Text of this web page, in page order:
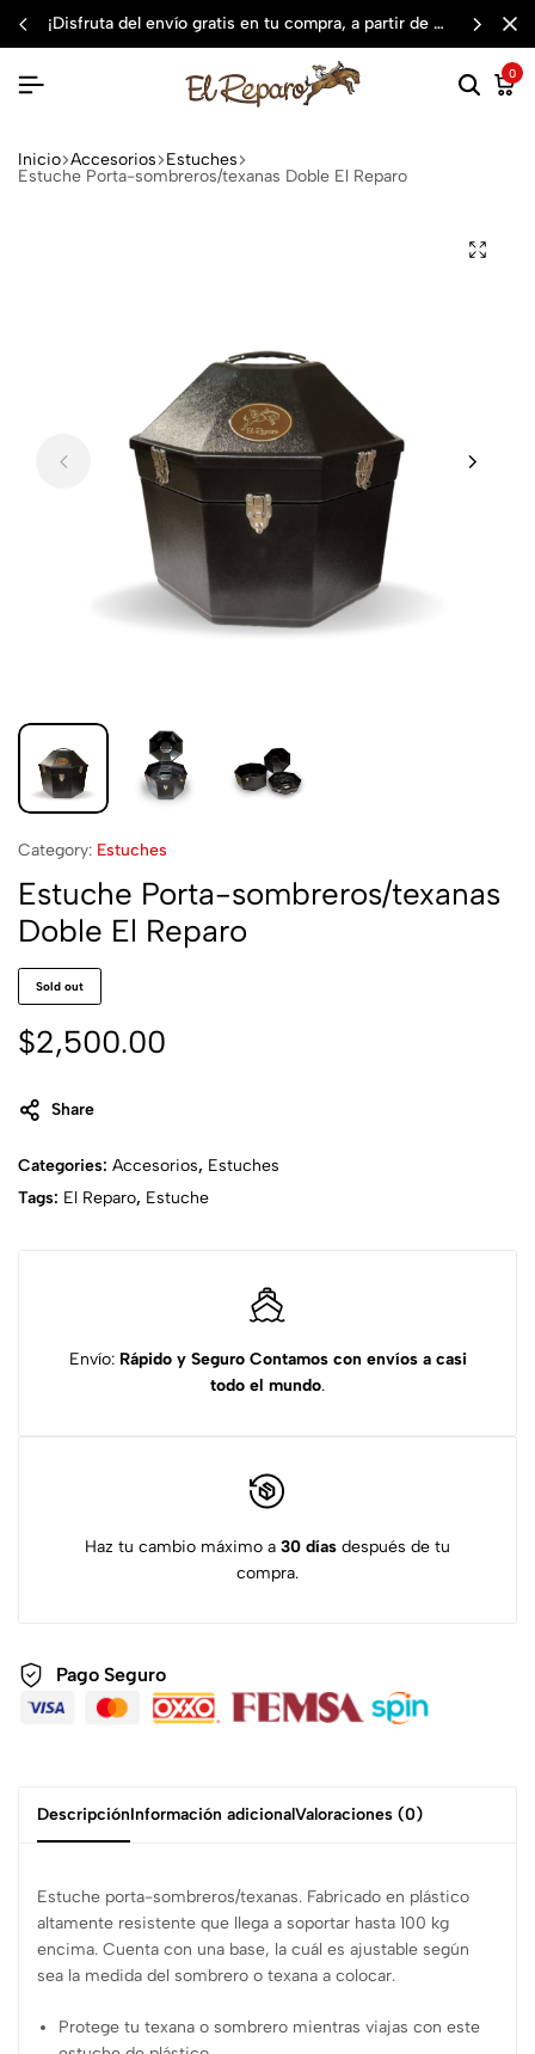
¡disfruta del envío gratis en tu compra, a partir de $3,000 mxn
0
Inicio Accesorios Estuches
Estuche Porta-sombreros/texanas Doble El Reparo
Category: Estuches
Estuche Porta-sombreros/texanas
Doble El Reparo
Sold out
$2,500.00
Share
Categories: Accesorios, Estuches
Tags: El Reparo, Estuche
Envío: Rápido y Seguro Contamos con envíos a casi
todo el mundo.
Haz tu cambio máximo a 30 días después de tu
compra.
Pago Seguro
DescripciónInformación adicionalValoraciones (0)
Estuche porta-sombreros/texanas. Fabricado en plástico
altamente resistente que llega a soportar hasta 100 kg
encima. Cuenta con una base, la cuál es ajustable según
sea la medida del sombrero o texana a colocar.
Protege tu texana o sombrero mientras viajas con este